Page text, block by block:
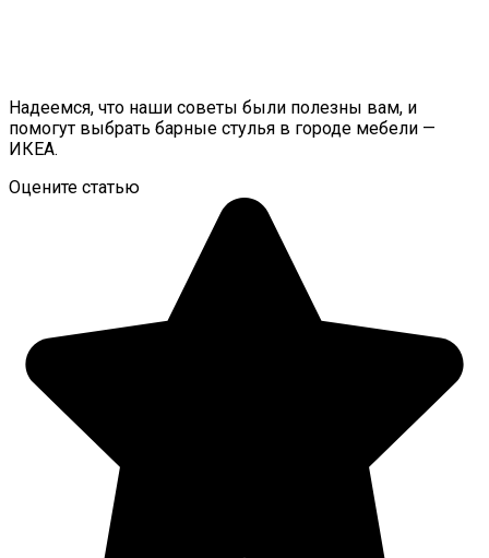
Надеемся, что наши советы были полезны вам, и
помогут выбрать барные стулья в городе мебели —
ИКЕА.
Оцените статью